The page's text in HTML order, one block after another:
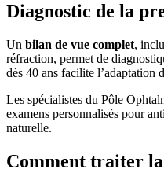
Diagnostic de la
Un bilan de vue complet,
réfraction, permet de
dès 40 ans facilite l’adaptation
Les spécialistes du Pôle
examens personnalisés pour
naturelle.
Comment traiter